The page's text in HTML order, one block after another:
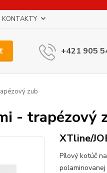
KONTAKTY
+421 905
zub
- trapézový
XTline/
Pílový kotúč